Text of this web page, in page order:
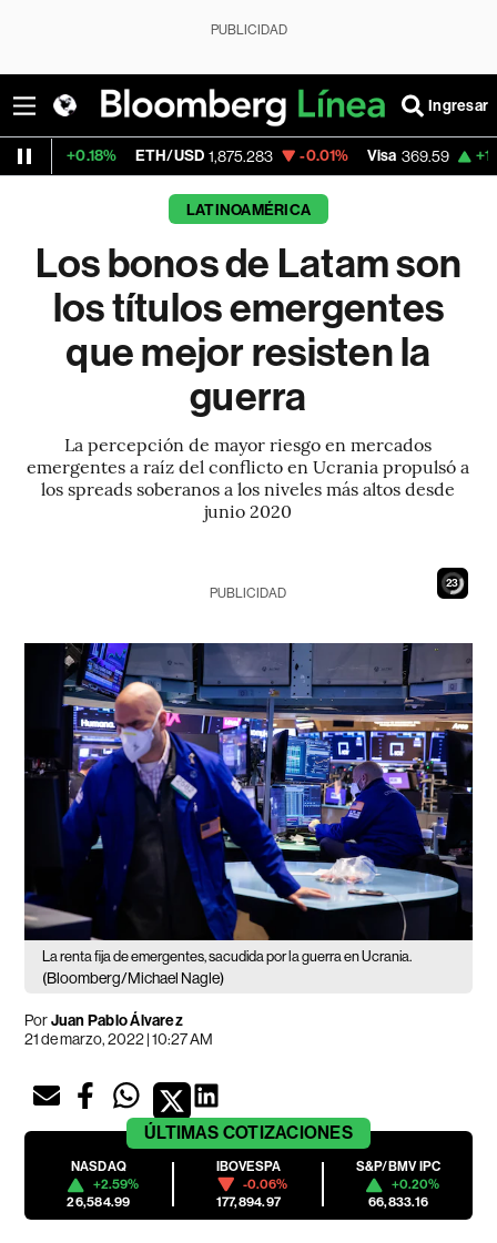
PUBLICIDAD
Ingresar
ETH/USD 1,875.283 -0.01% Visa 369.59 +1.07%
LATINOAMÉRICA
Los bonos de Latam son
los títulos emergentes
que mejor resisten la
guerra
La percepción de mayor riesgo en mercados
emergentes a raíz del conflicto en Ucrania propulsó a
los spreads soberanos a los niveles más altos desde
junio 2020
21
PUBLICIDAD
La renta fija de emergentes, sacudida por la guerra en Ucrania.
(Bloomberg/Michael Nagle)
PorJuan Pablo Álvarez
21 de marzo, 2022 | 10:27 AM
ÚLTIMAS COTIZACIONES
NASDAQ
+2.59%
26,584.99
IBOVESPA
-0.06%
177,894.97
S&P/BMV IPC
+0.20%
66,833.16